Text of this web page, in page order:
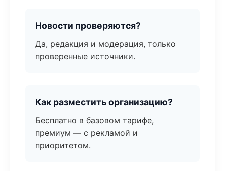
Новости проверяются?
Да, редакция и модерация, только
проверенные источники.
Как разместить организацию?
Бесплатно в базовом тарифе,
премиум — с рекламой и
приоритетом.